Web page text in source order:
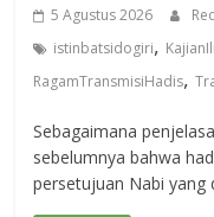
5 Agustus 2026
istinbatsidogiri,
RagamTransmisiHadis,
Sebagaimana
sebelumnya bahwa
persetujuan Nabi yang